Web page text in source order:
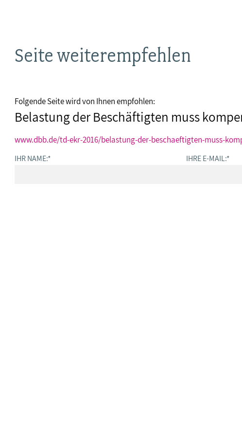
Seite weiterempfehlen
Folgende Seite wird von Ihnen empfohlen:
Belastung der Beschäftigten muss
www.dbb.de/td-ekr-2016/belastung-der-beschaeftigten-muss-
IHR NAME:* IHRE E-MAIL:*